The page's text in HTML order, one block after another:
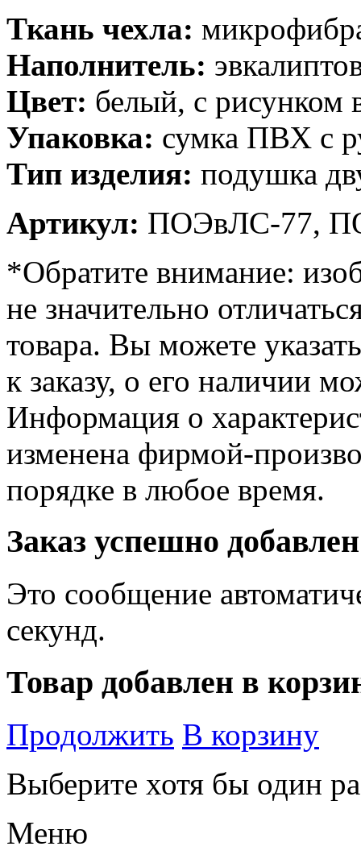
Ткань чехла:
Наполнитель:
Цвет: белый, с рисунком
Упаковка: сумка ПВХ с
Тип изделия: подушка
Артикул: ПОЭвЛС-77,
*Обратите внимание:
не значительно
товара. Вы можете
к заказу, о его наличии
Информация о
изменена фирмой-
порядке в любое время.
Заказ успешно
Это сообщение
секунд.
Товар добавлен в
Продолжить В корзину
Выберите хотя бы один
Меню